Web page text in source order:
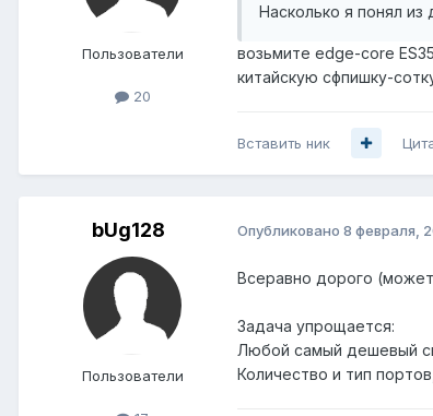
Пользователи
20
Насколько я понял
возьмите edge-core
китайскую сфпишку-
Вставить ник
bUg128
Пользователи
Опубликовано 8 февраля,
Всеравно дорого
Задача упрощается:
Любой самый дешевый
Количество и тип